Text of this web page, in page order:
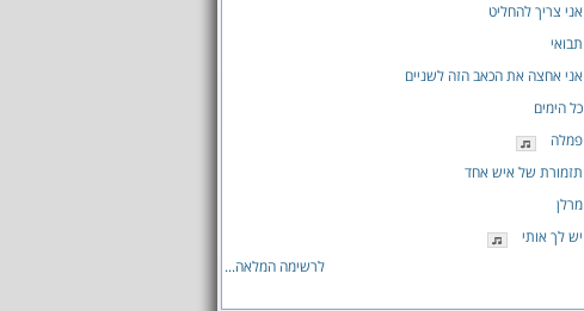
אני צריך להחליט
תבואי
אני אחצה את הכאב הזה לשניים
כל הימים
פמלה
תזמורת של איש אחד
מרלן
יש לך אותי
לרשימה המלאה...